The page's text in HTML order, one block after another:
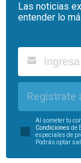
Las noticias
entender lo
Regístrate
Al someter tu
Condiciones de
especiales de
Podrás optar